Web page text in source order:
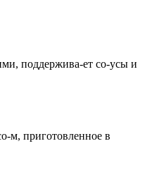
поддержива-ет со-усы и
м, приготовленное в